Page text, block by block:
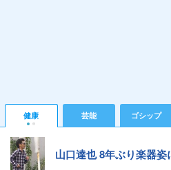
健康 芸能 ゴシップ
山口達也 8年ぶり楽器姿